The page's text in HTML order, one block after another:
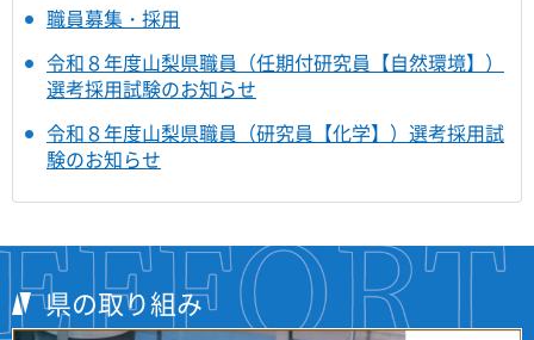
職員募集・採用
令和８年度山梨県職員（任期付研究員【自然環境】）
選考採用試験のお知らせ
令和８年度山梨県職員（研究員【化学】）選考採用試
験のお知らせ
県の取り組み